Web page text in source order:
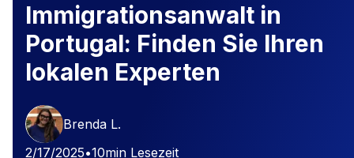
Immigrationsanwalt in
Portugal: Finden Sie Ihren
lokalen Experten
Brenda L.
2/17/2025•10min Lesezeit